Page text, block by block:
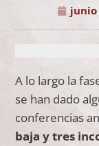
junio
A lo largo la
se han dado
conferencias
baja y tres